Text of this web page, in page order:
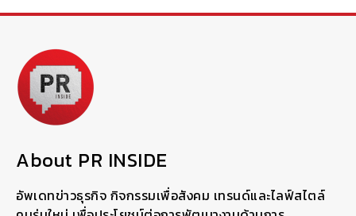
About PR INSIDE
อัพเดทข่าวธุรกิจ กิจกรรมเพื่อสังคม เทรนด์และไลฟ์สไตล์